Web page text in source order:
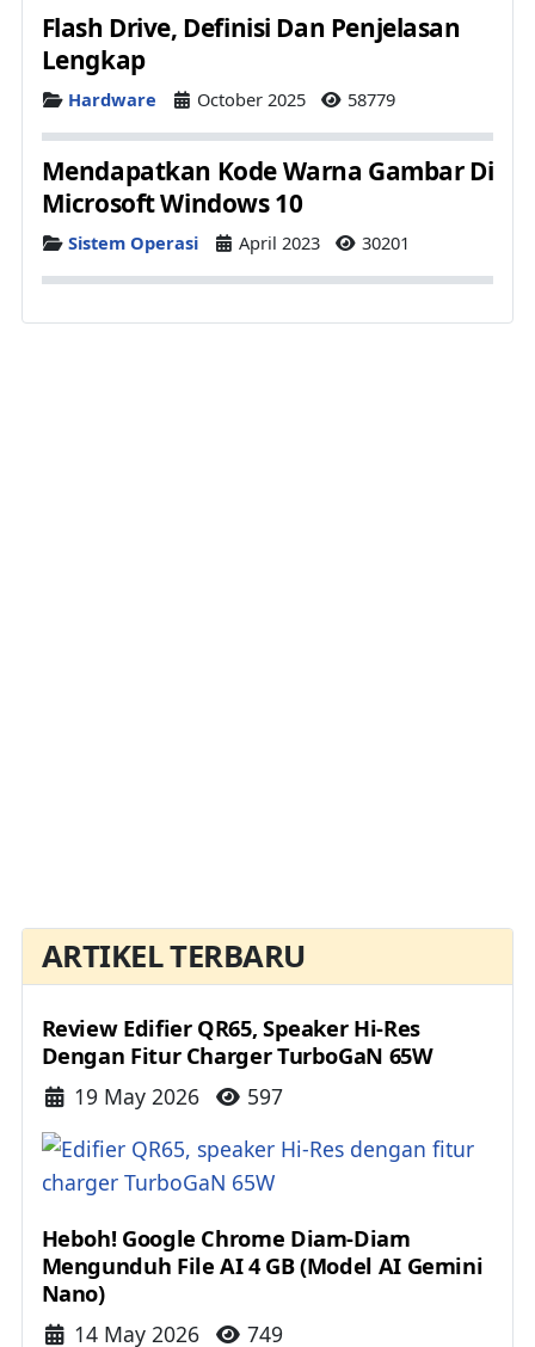
Flash Drive, Definisi Dan Penjelasan
Lengkap
DetailsHardware October 2025 58779
Mendapatkan Kode Warna Gambar Di
Microsoft Windows 10
Details
Sistem Operasi April 2023 30201
ARTIKEL TERBARU
Review Edifier QR65, Speaker Hi-Res
Dengan Fitur Charger TurboGaN 65W
Details
19 May 2026 597
Heboh! Google Chrome Diam-Diam
Mengunduh File AI 4 GB (Model AI Gemini
Nano)
Details
14 May 2026 749